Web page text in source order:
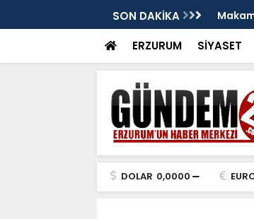
SON DAKİKA
Murat Yakut'un İz Bırakan Başkanlığı
ve
ERZURUM SİYASET
DOLAR 0,0000